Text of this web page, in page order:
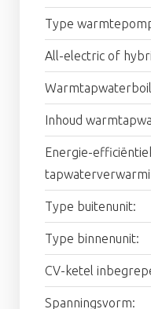
Type
All-electric of
Inhoud
Energie-
Type buitenunit:
Type binnenunit:
CV-ketel
Spanningsvorm: